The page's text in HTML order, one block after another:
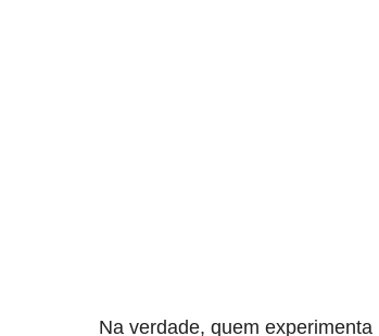
Na verdade, quem